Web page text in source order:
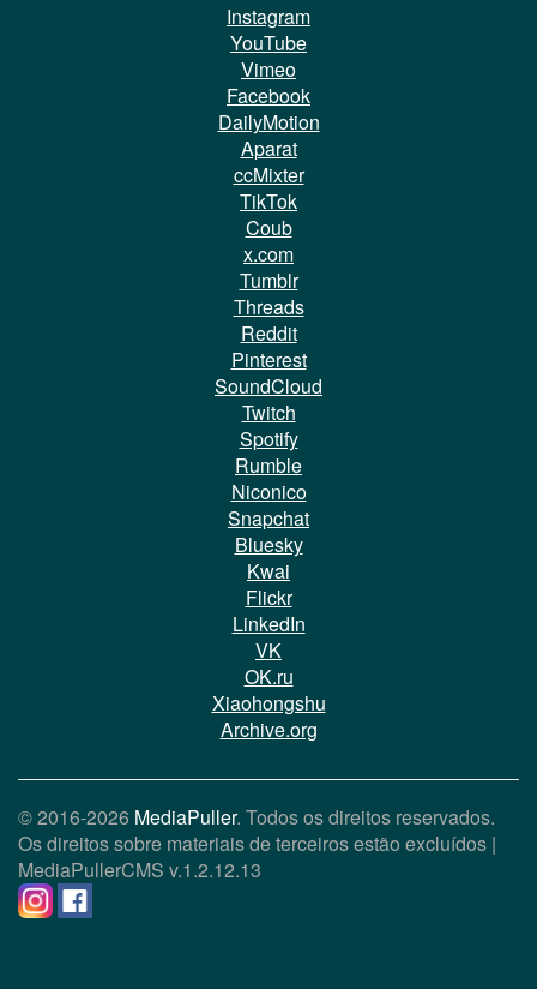
Instagram
YouTube
Vimeo
Facebook
DailyMotion
Aparat
ccMixter
TikTok
Coub
x.com
Tumblr
Threads
Reddit
Pinterest
SoundCloud
Twitch
Spotify
Rumble
Niconico
Snapchat
Bluesky
Kwai
Flickr
LinkedIn
VK
OK.ru
Xiaohongshu
Archive.org
© 2016-2026 MediaPuller. Todos os direitos reservados.
Os direitos sobre materiais de terceiros estão excluídos |
MediaPullerCMS v.1.2.12.13